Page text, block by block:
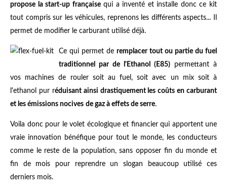
propose la start-up françaisequi a inventé et installe donc ce kit
tout compris sur les véhicules, reprenons les différents aspects... Il
permet de modifier le carburant utilisé déjà.
Ce qui permet de remplacer tout ou partie du fuel
traditionnel par de l'Ethanol (E85) permettant à
vos machines de rouler soit au fuel, soit avec un mix soit à
l'ethanol pur réduisant ainsi drastiquement les coûts en carburant
et les émissions nocives de gaz à effets de serre.
Voila donc pour le volet écologique et financier qui apportent une
vraie innovation bénéfique pour tout le monde, les conducteurs
comme le reste de la population, sans opposer fin du monde et
fin de mois pour reprendre un slogan beaucoup utilisé ces
derniers mois.